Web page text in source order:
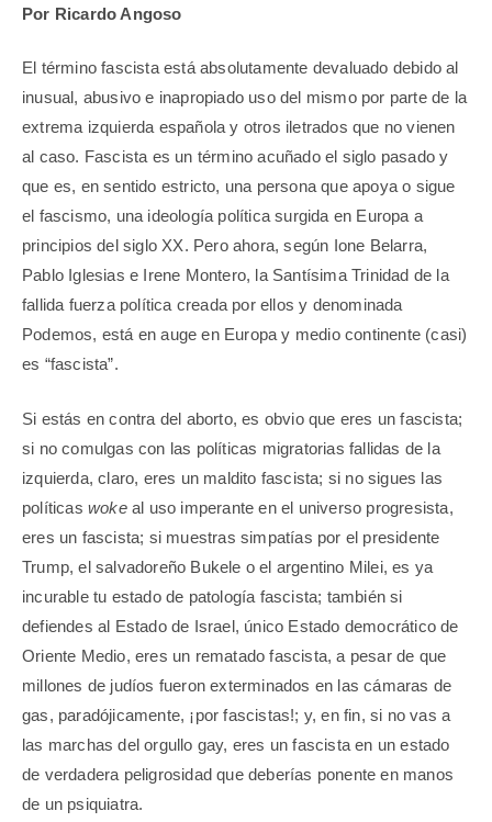
Por Ricardo Angoso
El término fascista está absolutamente devaluado debido al
inusual, abusivo e inapropiado uso del mismo por parte de la
extrema izquierda española y otros iletrados que no vienen
al caso. Fascista es un término acuñado el siglo pasado y
que es, en sentido estricto, una persona que apoya o sigue
el fascismo, una ideología política surgida en Europa a
principios del siglo XX. Pero ahora, según Ione Belarra,
Pablo Iglesias e Irene Montero, la Santísima Trinidad de la
fallida fuerza política creada por ellos y denominada
Podemos, está en auge en Europa y medio continente (casi)
es “fascista”.
Si estás en contra del aborto, es obvio que eres un fascista;
si no comulgas con las políticas migratorias fallidas de la
izquierda, claro, eres un maldito fascista; si no sigues las
políticaswokeal uso imperante en el universo progresista,
eres un fascista; si muestras simpatías por el presidente
Trump, el salvadoreño Bukele o el argentino Milei, es ya
incurable tu estado de patología fascista; también si
defiendes al Estado de Israel, único Estado democrático de
Oriente Medio, eres un rematado fascista, a pesar de que
millones de judíos fueron exterminados en las cámaras de
gas, paradójicamente, ¡por fascistas!; y, en fin, si no vas a
las marchas del orgullo gay, eres un fascista en un estado
de verdadera peligrosidad que deberías ponente en manos
de un psiquiatra.